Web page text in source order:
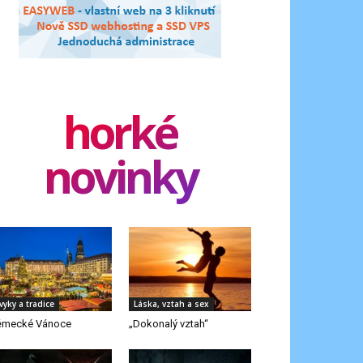
horké
novinky
a tradice
Vánoce
Láska, vztah a sex
„Dokonalý vztah“